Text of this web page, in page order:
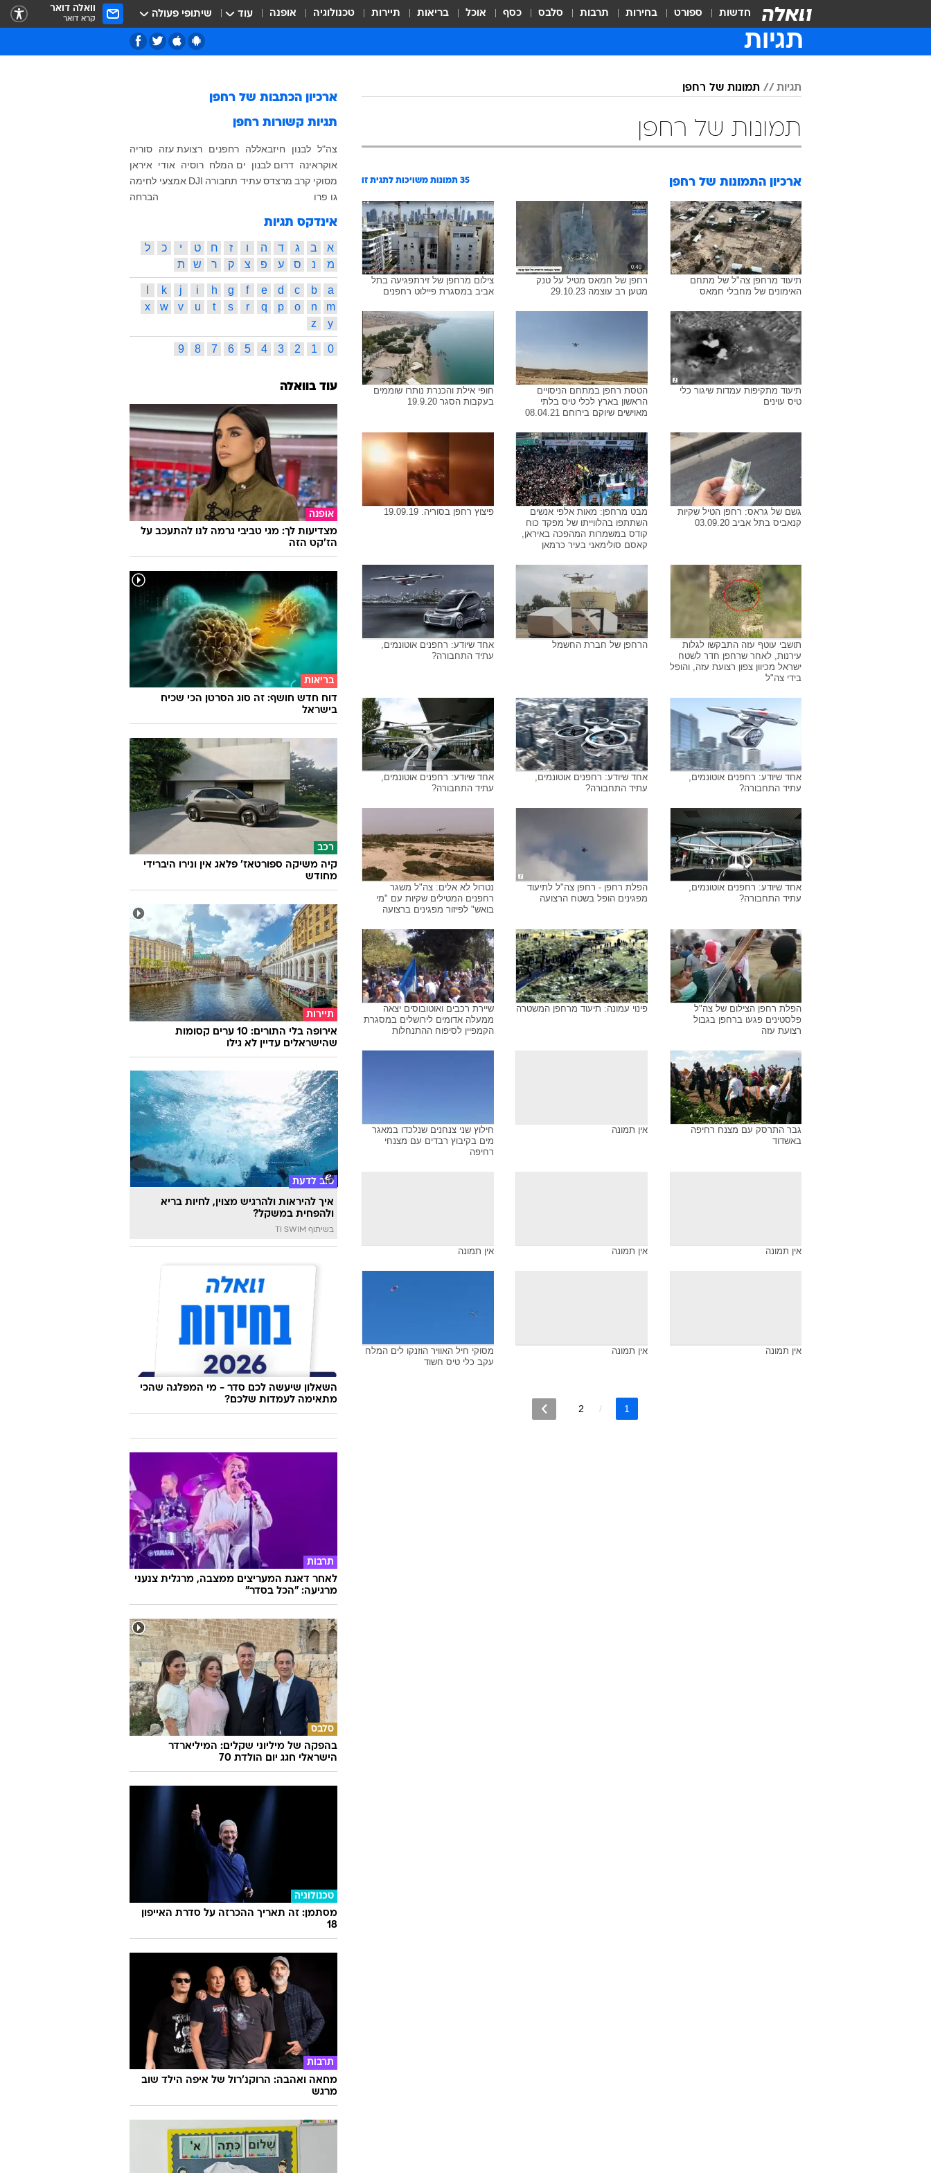
חדשות ספורט בחירות תרבות סלבס כסף אוכל בריאות תיירות טכנולוגיה אופנה עוד שיתופי פעולה וואלה דואר
קרא דואר
תגיות
תגיות תמונות של רחפן
תמונות של רחפן
ארכיון התמונות של רחפן 35 תמונות משויכות לתגית זו
תיעוד מרחפן צה"ל של מתחם
האימונים של מחבלי חמאס
רחפן של חמאס מטיל על טנק
מטען רב עוצמה 29.10.23
צילום מרחפן של זירתפגיעה בתל
אביב במסגרת פיילוט רחפנים
תיעוד מתקיפות עמדות שיגור כלי
טיס עוינים
הטסת רחפן במתחם הניסויים
הראשון בארץ לכלי טיס בלתי
מאוישים שיוקם בירוחם 08.04.21
חופי אילת והכנרת נותרו שוממים
בעקבות הסגר 19.9.20
גשם של גראס: רחפן הטיל שקיות
קנאביס בתל אביב 03.09.20
מבט מרחפן: מאות אלפי אנשים
השתתפו בהלווייתו של מפקד כוח
קודס במשמרות המהפכה באיראן,
קאסם סולימאני בעיר כרמאן
פיצוץ רחפן בסוריה. 19.09.19
תושבי עוטף עזה התבקשו לגלות
עירנות, לאחר שרחפן חדר לשטח
ישראל מכיוון צפון רצועת עזה, והופל
בידי צה"ל
הרחפן של חברת החשמל
אחד שיודע: רחפנים אוטונמים,
עתיד התחבורה?
אחד שיודע: רחפנים אוטונמים,
עתיד התחבורה?
אחד שיודע: רחפנים אוטונמים,
עתיד התחבורה?
אחד שיודע: רחפנים אוטונמים,
עתיד התחבורה?
אחד שיודע: רחפנים אוטונמים,
עתיד התחבורה?
הפלת רחפן - רחפן צה"ל לתיעוד
מפגינים הופל בשטח הרצועה
נטרול לא אלים: צה"ל משגר
רחפנים המטילים שקיות עם "מי
בואש" לפיזור מפגינים ברצועה
הפלת רחפן הצילום של צה"ל
פלסטינים פגעו ברחפן בגבול
רצועת עזה
פינוי עמונה: תיעוד מרחפן המשטרה
שיירת רכבים ואוטובוסים יצאה
ממעלה אדומים לירושלים במסגרת
הקמפיין לסיפוח ההתנחלות
גבר התרסק עם מצנח רחיפה
באשדוד
אין תמונה
חילוץ שני צנחנים שנלכדו במאגר
מים בקיבוץ רבדים עם מצנחי
רחיפה
אין תמונה אין תמונה אין תמונה
אין תמונה אין תמונה
מסוקי חיל האוויר הוזנקו לים המלח
עקב כלי טיס חשוד
1
2
ארכיון הכתבות של רחפן
תגיות קשורות רחפן
צה"ל לבנון חיזבאללה רחפנים רצועת עזה
סוריה
אוקראינה דרום לבנון ים המלח רוסיה אודי
איראן
מסוקי קרב מרצדס עתיד תחבורה DJI אמצעי לחימה
גו פרו
הברחה
אינדקס תגיות
א ב ג ד ה ו ז ח ט י כ
ל
מ
נ ס ע פ צ ק ר ש ת
a
b
c
d
e
f
g
h
i
j
k
m
n
o
p
q
r
s
t
u
v
w
x
y
z
0
1
2
3
4
5
6
7
8
9
עוד בוואלה
אופנה
מצדיעות לך: מגי טביבי גרמה לנו להתעכב על
הז'קט הזה
בריאות
דוח חדש חושף: זה סוג הסרטן הכי שכיח
בישראל
רכב
קיה משיקה ספורטאז' פלאג אין ונירו היברידי
מחודש
תיירות
אירופה בלי התורים: 10 ערים קסומות
שהישראלים עדיין לא גילו
טוב לדעת
איך להיראות ולהרגיש מצוין, לחיות בריא
ולהפחית במשקל?
בשיתוף TI SWIM
השאלון שיעשה לכם סדר - מי המפלגה שהכי
מתאימה לעמדות שלכם?
תרבות
לאחר דאגת המעריצים ממצבה, מרגלית צנעני
מרגיעה: "הכל בסדר"
סלבס
בהפקה של מיליוני שקלים: המיליארדר
הישראלי חגג יום הולדת 70
טכנולוגיה
מסתמן: זה תאריך ההכרזה על סדרת האייפון
18
תרבות
מחאה ואהבה: הרוקנ'רול של איפה הילד שוב
מרגש